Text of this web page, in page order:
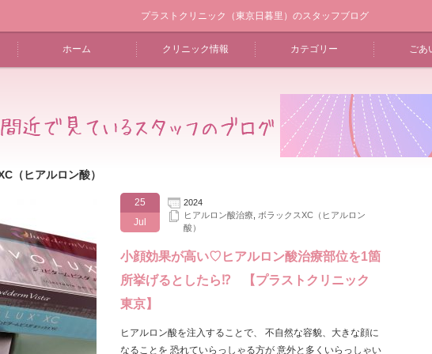
プラストクリニック（東京日暮里）のスタッフブログ
ホーム クリニック情報 カテゴリー ごあ
（ヒアルロン酸）
25
Jul
2024
ヒアルロン酸治療 ボラックスXC（ヒアルロン
酸）
小顔効果が高い♡ヒアルロン酸治療部位を1箇
所挙げるとしたら⁉ 【プラストクリニック
東京】
ヒアルロン酸を注入することで、 不自然な容貌、大きな顔に
なることを 恐れていらっしゃる方が 意外と多くいらっしゃい